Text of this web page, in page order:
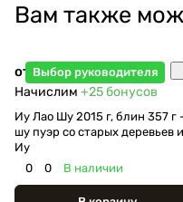
Вам также
Выбор руководителя
от 500 ₽
Начислим +25бонусов
Иу Лао Шу 2015 г, блин 357 г
шу пуэр со старых деревьев
Иу
0
0 В наличии